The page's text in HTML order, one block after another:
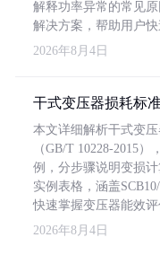
解释功率异常的常见
解决方案，帮助用户快
2026年8月4日
干式变压器损耗标
本文详细解析干式变
（GB/T 10228-2015
例，分步骤说明变损
实例表格，涵盖
快速掌握变压器能效评
2026年8月4日